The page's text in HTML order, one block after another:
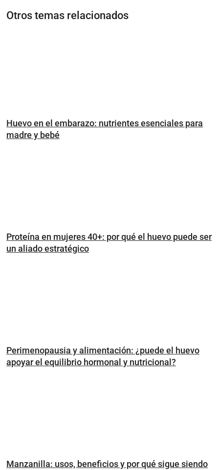
Otros temas relacionados
Huevo en el embarazo: nutrientes esenciales para
madre y bebé
Proteína en mujeres 40+: por qué el huevo puede ser
un aliado estratégico
Perimenopausia y alimentación: ¿puede el huevo
apoyar el equilibrio hormonal y nutricional?
Manzanilla: usos, beneficios y por qué sigue siendo